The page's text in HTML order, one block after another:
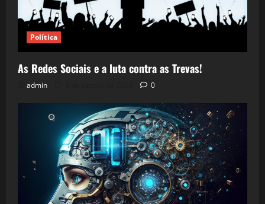
Política
As Redes Sociais e a luta contra as Trevas!
admin 0